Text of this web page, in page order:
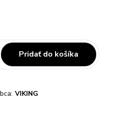
Pridať do košíka
VIKING